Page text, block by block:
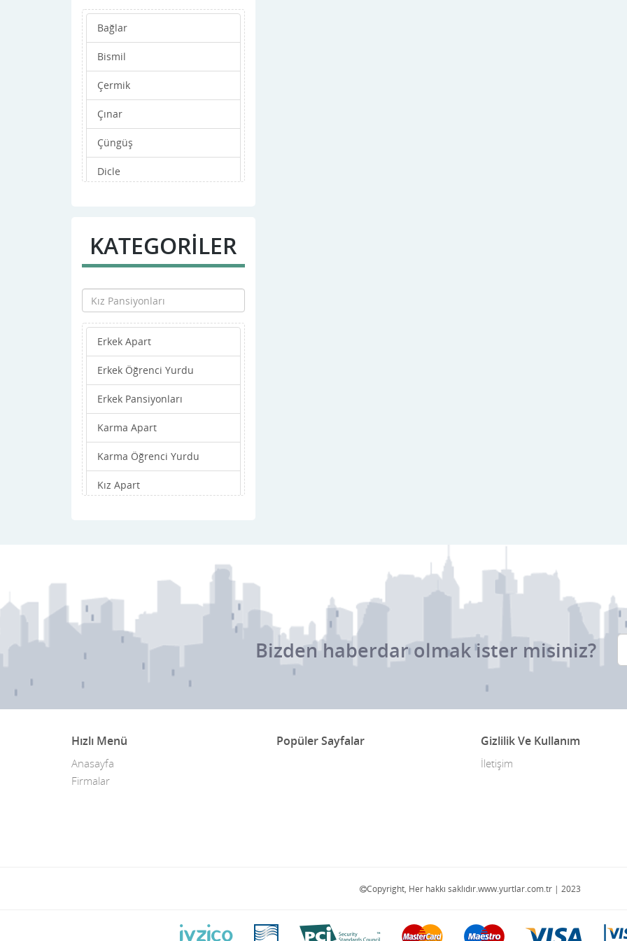
Bağlar
Bismil
Çermik
Çınar
Çüngüş
Dicle
Hani
Hazro
Kayapınar
Kocaköy
Kulp
Lice
Merkez
Silvan
Sur
KATEGORİLER
Erkek Apart
Erkek Öğrenci Yurdu
Erkek Pansiyonları
Karma Apart
Karma Öğrenci Yurdu
Kız Apart
Bizden haberdar olmak ister misiniz?
Hızlı Menü
Anasayfa
Firmalar
Popüler Sayfalar Gizlilik Ve Kullanım
İletişim
Copyright, Her hakkı saklıdır.www.yurtlar.com.tr | 2023